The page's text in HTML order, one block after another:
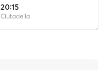
20:15
Ciutadella